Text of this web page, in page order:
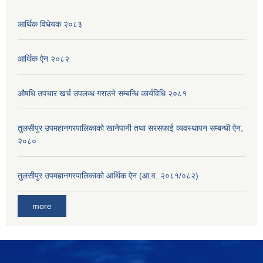
आर्थिक विधेयक २०८३
आर्थिक ऐन २०८२
औषधि उपचार खर्च उपलव्ध गराउने सम्बन्धि कार्यविधि २०८१
तुलसीपुर उपमहानगरपालिकाको खानेपानी तथा सरसफाई व्यवस्थापन सम्बन्धी ऐन,
२०८०
तुलसीपुर उपमहानगरपालिकाको आर्थिक ऐन (आ.व. २०८१/०८२)
more